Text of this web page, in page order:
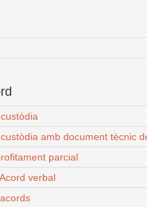
amb document tècnic
parcial
verbal